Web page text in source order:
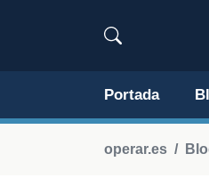
Portada
operar.es